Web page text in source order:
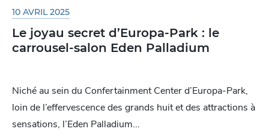
10 AVRIL 2025
Le joyau secret d’Europa-Park : le
carrousel-salon Eden Palladium
Niché au sein du Confertainment Center d’Europa-Park,
loin de l’effervescence des grands huit et des attractions à
sensations, l’Eden Palladium...